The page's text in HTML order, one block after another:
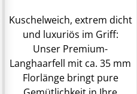
Kuschelweich, extrem dicht
und luxuriös im Griff:
Unser Premium-
Langhaarfell mit ca. 35 mm
Florlänge bringt pure